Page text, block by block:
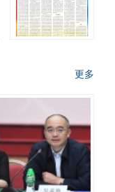
更多